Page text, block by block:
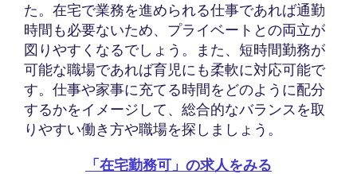
た。在宅で業務を進められる仕事であれば通勤
時間も必要ないため、プライベートとの両立が
図りやすくなるでしょう。また、短時間勤務が
可能な職場であれば育児にも柔軟に対応可能で
す。仕事や家事に充てる時間をどのように配分
するかをイメージして、総合的なバランスを取
りやすい働き方や職場を探しましょう。
「在宅勤務可」の求人をみる